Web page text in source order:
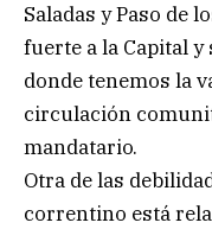
Saladas y Paso de
fuerte a la Capital
donde tenemos la
circulación
mandatario.
Otra de las
correntino está